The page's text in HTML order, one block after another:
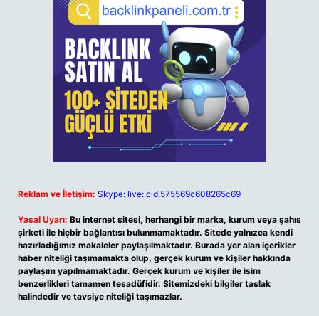
Reklam ve İletişim: Skype: live:.cid.575569c608265c69
Yasal Uyarı: Bu internet sitesi, herhangi bir marka, kurum veya şahıs
şirketi ile hiçbir bağlantısı bulunmamaktadır. Sitede yalnızca kendi
hazırladığımız makaleler paylaşılmaktadır. Burada yer alan içerikler
haber niteliği taşımamakta olup, gerçek kurum ve kişiler hakkında
paylaşım yapılmamaktadır. Gerçek kurum ve kişiler ile isim
benzerlikleri tamamen tesadüfidir. Sitemizdeki bilgiler taslak
halindedir ve tavsiye niteliği taşımazlar.